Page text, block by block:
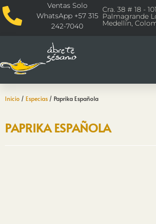
Ventas Solo
WhatsApp +57 315
242-7040
Cra. 38 # 18 -
Palmagrande
Medellín,
Inicio / Especias / Paprika Española
PAPRIKA ESPAÑOLA